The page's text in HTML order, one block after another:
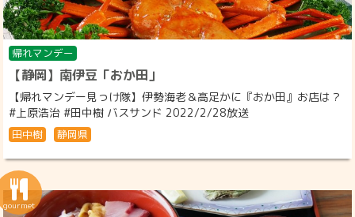
帰れマンデー
【静岡】南伊豆「おか田」
【帰れマンデー見っけ隊】伊勢海老＆高足かに『おか田』お店は？
#上原浩治 #田中樹 バスサンド 2022/2/28放送
田中樹 静岡県